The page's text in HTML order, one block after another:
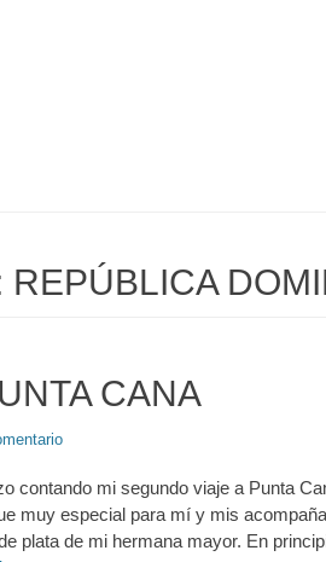
REPÚBLICA
CANA
contando mi segundo viaje a Punta
muy especial para mí y mis
plata de mi hermana mayor. En